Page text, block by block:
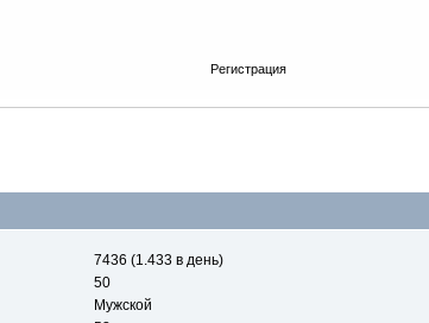
Регистрация
7436 (1.433 в день)
50
Мужской